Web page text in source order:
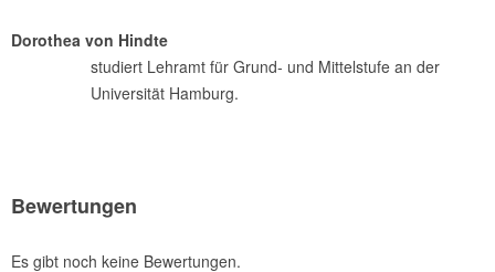
Dorothea von Hindte
studiert Lehramt für Grund- und Mittelstufe an der
Universität Hamburg.
Bewertungen
Es gibt noch keine Bewertungen.